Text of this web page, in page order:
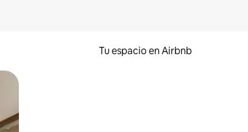
Tu espacio en Airbnb